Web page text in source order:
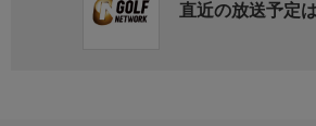
直近の放送予定